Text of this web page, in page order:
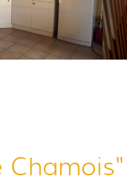
Chamois"